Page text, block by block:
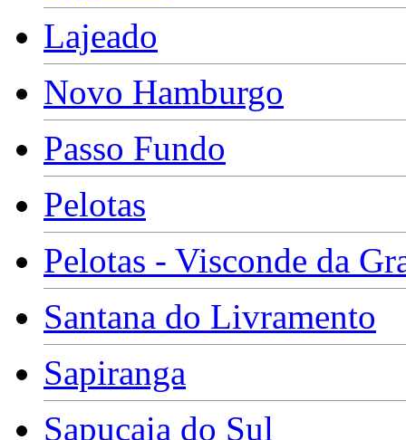
Lajeado
Novo Hamburgo
Passo Fundo
Pelotas
Pelotas - Visconde da
Santana do Livramento
Sapiranga
Sapucaia do Sul